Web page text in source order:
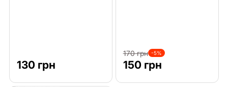
130 грн
170 грн -5%
150 грн